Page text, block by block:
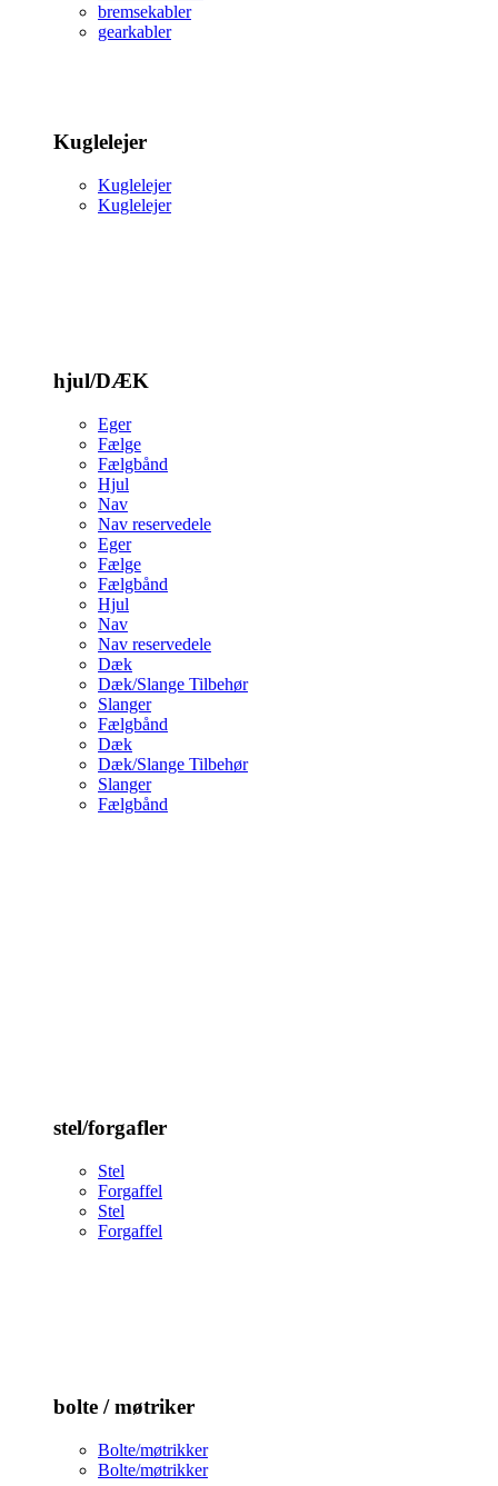
bremsekabler
gearkabler
Kuglelejer
Kuglelejer
Kuglelejer
hjul/DÆK
Eger
Fælge
Fælgbånd
Hjul
Nav
Nav reservedele
Eger
Fælge
Fælgbånd
Hjul
Nav
Nav reservedele
Dæk
Dæk/Slange Tilbehør
Slanger
Fælgbånd
Dæk
Dæk/Slange Tilbehør
Slanger
Fælgbånd
stel/forgafler
Stel
Forgaffel
Stel
Forgaffel
bolte / møtriker
Bolte/møtrikker
Bolte/møtrikker